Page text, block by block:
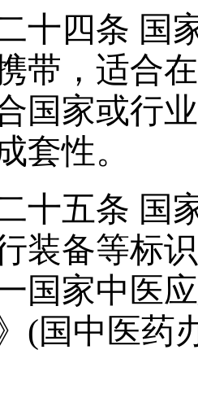
十四条 国
带，适合
国家或行
套性。
十五条 国
装备等标
国家中医
(国中医药